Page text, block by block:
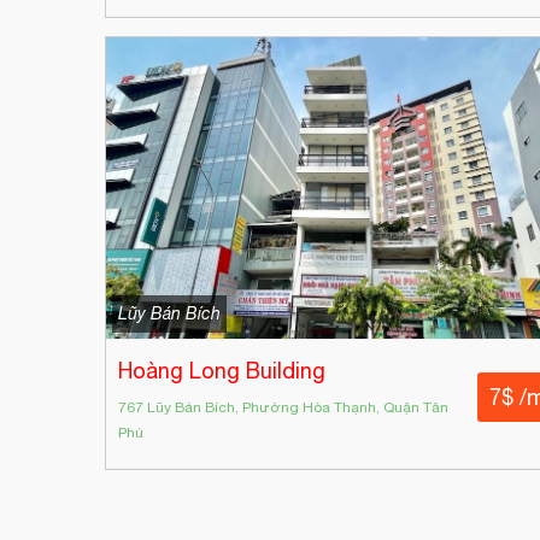
Lũy Bán Bích
Hoàng Long Building
767 Lũy Bán Bích, Phường Hòa Thạnh, Quận Tân
Phú
7$ /